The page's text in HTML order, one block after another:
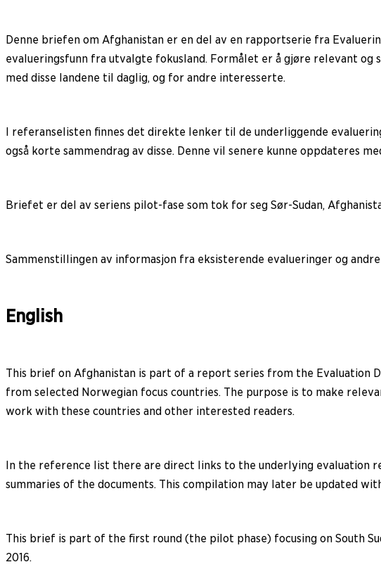
Denne briefen om Afghanistan er en del av en rapportserie fra
evalueringsfunn fra utvalgte fokusland. Formålet er å gjøre relevant og
med disse landene til daglig, og for andre interesserte.
I referanselisten finnes det direkte lenker til de underliggende
også korte sammendrag av disse. Denne vil senere kunne oppdateres
Briefet er del av seriens pilot-fase som tok for seg Sør-Sudan,
Sammenstillingen av informasjon fra eksisterende evalueringer og
English
This brief on Afghanistan is part of a report series from the Evaluation
from selected Norwegian focus countries. The purpose is to make
work with these countries and other interested readers.
In the reference list there are direct links to the underlying evaluation
summaries of the documents. This compilation may later be updated
This brief is part of the first round (the pilot phase) focusing on South
2016.